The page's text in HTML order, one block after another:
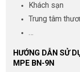
Khách sạn
Trung tâm
…
HƯỚNG DẪN SỬ
MPE BN-9N